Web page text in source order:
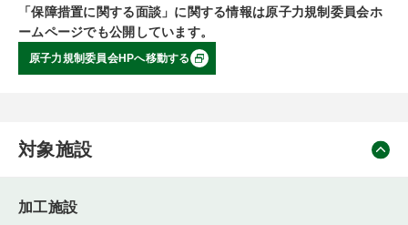
「保障措置に関する面談」に関する情報は原子力規制委員会ホ
ームページでも公開しています。
原子力規制委員会HPへ移動する
対象施設
加工施設